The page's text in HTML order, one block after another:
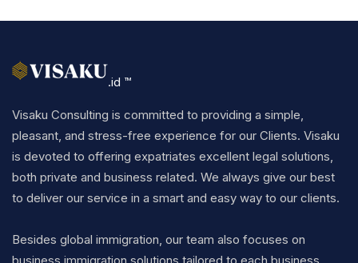
.id ™
Visaku Consulting is committed to providing a simple,
pleasant, and stress-free experience for our Clients. Visaku
is devoted to offering expatriates excellent legal solutions,
both private and business related. We always give our best
to deliver our service in a smart and easy way to our clients.
Besides global immigration, our team also focuses on